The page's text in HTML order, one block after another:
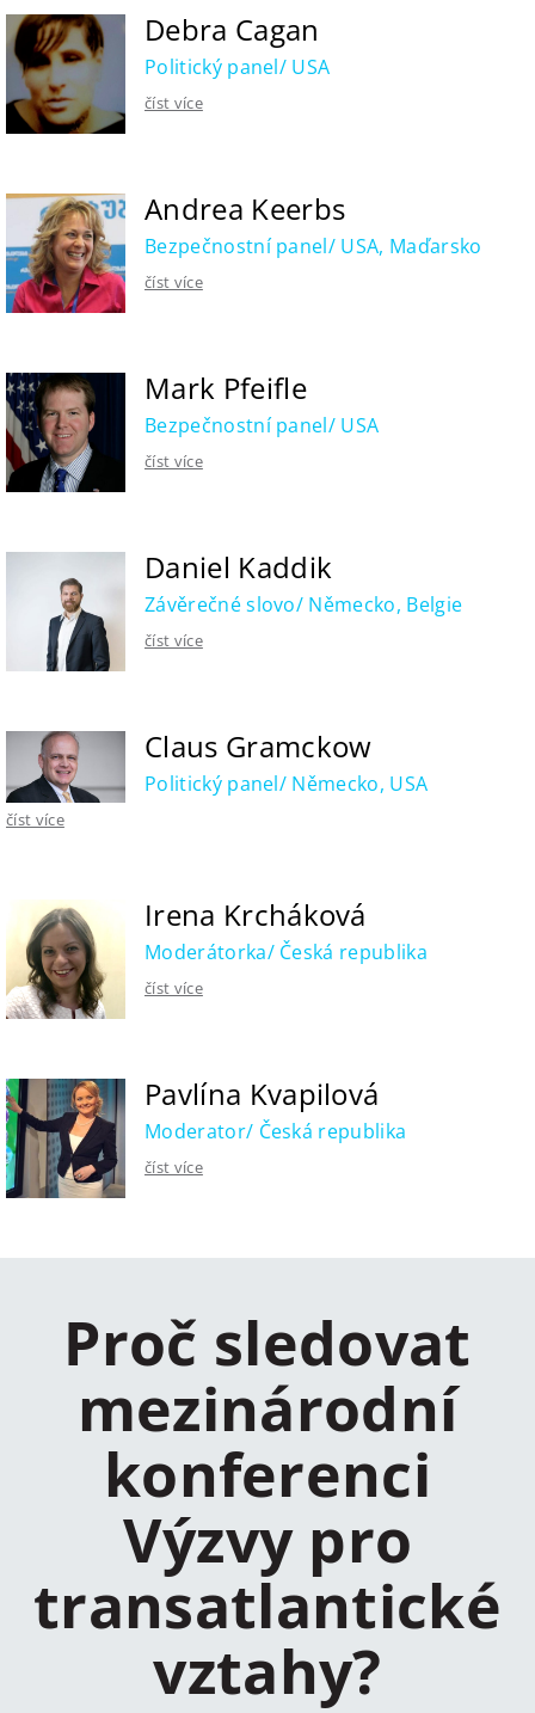
Debra Cagan
Politický panel/ USA
číst více
Andrea Keerbs
Bezpečnostní panel/ USA, Maďarsko
číst více
Mark Pfeifle
Bezpečnostní panel/ USA
číst více
Daniel Kaddik
Závěrečné slovo/ Německo, Belgie
číst více
Claus Gramckow
Politický panel/ Německo, USA
číst více
Irena Krcháková
Moderátorka/ Česká republika
číst více
Pavlína Kvapilová
Moderator/ Česká republika
číst více
Proč sledovat
mezinárodní
konferenci
Výzvy pro
transatlantické
vztahy?